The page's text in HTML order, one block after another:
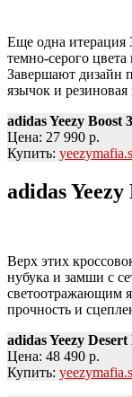
Еще одна итерация
темно-серого
Завершают дизайн
язычок и
adidas Yeezy Boost
Цена: 27 990 р.
Купить:
adidas
Верх этих
нубука и замши с
светоотражающим
прочность и
adidas Yeezy
Цена: 48 490 р.
Купить: